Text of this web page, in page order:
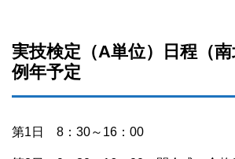
実技検定（A単位）日程（南
例年予定
第1日 8：30～16：00